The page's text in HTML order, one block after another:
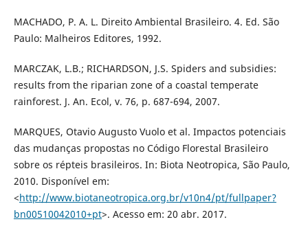
MACHADO, P. A. L. Direito Ambiental Brasileiro. 4. Ed. São
Paulo: Malheiros Editores, 1992.
MARCZAK, L.B.; RICHARDSON, J.S. Spiders and subsidies:
results from the riparian zone of a coastal temperate
rainforest. J. An. Ecol, v. 76, p. 687-694, 2007.
MARQUES, Otavio Augusto Vuolo et al. Impactos potenciais
das mudanças propostas no Código Florestal Brasileiro
sobre os répteis brasileiros. In: Biota Neotropica, São Paulo,
2010. Disponível em:
<http://www.biotaneotropica.org.br/v10n4/pt/fullpaper?
bn00510042010+pt>. Acesso em: 20 abr. 2017.